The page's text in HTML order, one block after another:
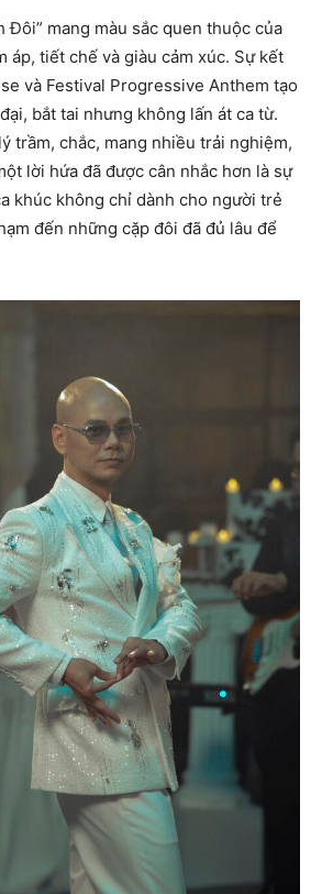
Đôi” mang màu sắc quen thuộc của
áp, tiết chế và giàu cảm xúc. Sự kết
và Festival Progressive Anthem tạo
bắt tai nhưng không lấn át ca từ.
trầm, chắc, mang nhiều trải nghiệm,
lời hứa đã được cân nhắc hơn là sự
khúc không chỉ dành cho người trẻ
đến những cặp đôi đã đủ lâu để